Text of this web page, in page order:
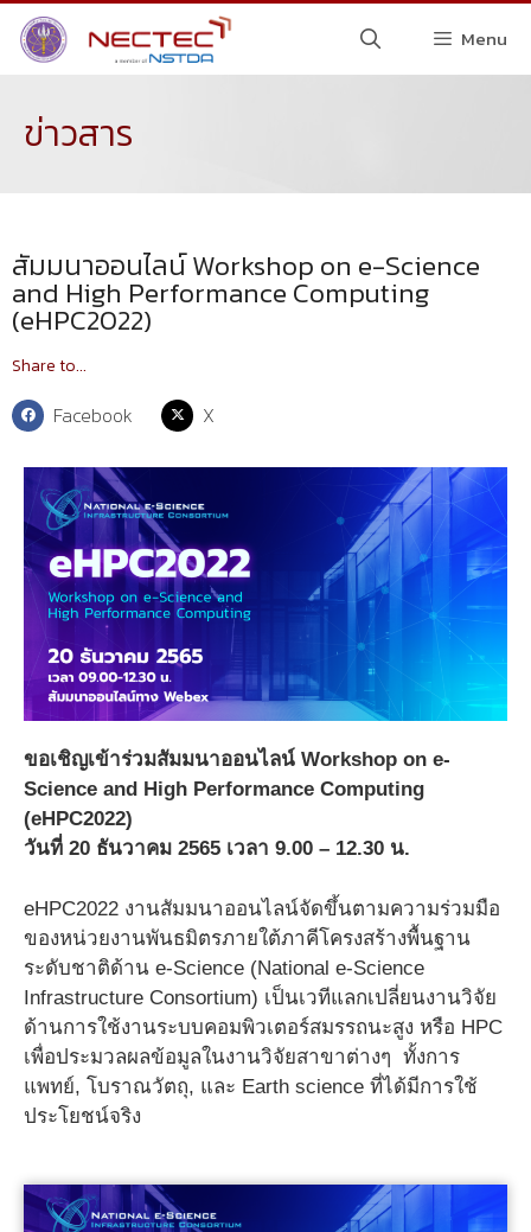
Menu
ข่าวสาร
สัมมนาออนไลน์ Workshop on e-Science
and High Performance Computing
(eHPC2022)
Share to...
Facebook X
ขอเชิญเข้าร่วมสัมมนาออนไลน์ Workshop on e-
Science and High Performance Computing
(eHPC2022)
วันที่ 20 ธันวาคม 2565 เวลา 9.00 – 12.30 น.
eHPC2022 งานสัมมนาออนไลน์จัดขึ้นตามความร่วมมือ
ของหน่วยงานพันธมิตรภายใต้ภาคีโครงสร้างพื้นฐาน
ระดับชาติด้าน e-Science (National e-Science
Infrastructure Consortium) เป็นเวทีแลกเปลี่ยนงานวิจัย
ด้านการใช้งานระบบคอมพิวเตอร์สมรรถนะสูง หรือ HPC
เพื่อประมวลผลข้อมูลในงานวิจัยสาขาต่างๆ ทั้งการ
แพทย์, โบราณวัตถุ, และ Earth science ที่ได้มีการใช้
ประโยชน์จริง